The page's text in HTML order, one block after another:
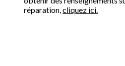
réparation,cliquez ici.